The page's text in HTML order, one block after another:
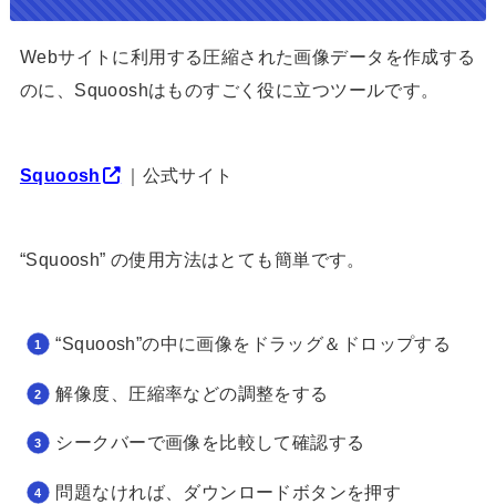
Webサイトに利用する圧縮された画像データを作成する
のに、Squooshはものすごく役に立つツールです。
Squoosh ｜公式サイト
“Squoosh” の使用方法はとても簡単です。
“Squoosh”の中に画像をドラッグ＆ドロップする
解像度、圧縮率などの調整をする
シークバーで画像を比較して確認する
問題なければ、ダウンロードボタンを押す